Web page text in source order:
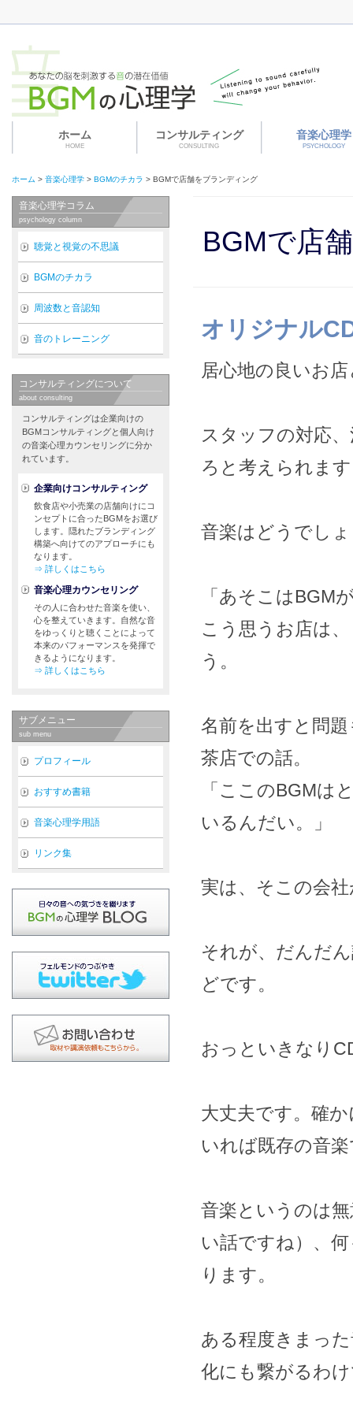
ホーム > 音楽心理学 > BGMのチカラ > BGMで店舗をブランディング
BGMで店
オリジナル
居心地の良いお
スタッフの対応
ろと考えられま
音楽はどうでし
「あそこはBGM
こう思うお店は
う。
名前を出すと問
茶店での話。
「ここのBGMは
いるんだい。」
実は、そこの会
それが、だんだ
どです。
おっといきなり
大丈夫です。確
いれば既存の音
音楽というのは
い話ですね）、
ります。
ある程度きまっ
化にも繋がるわ
音楽心理学コラム
psychology column
聴覚と視覚の不思議
BGMのチカラ
周波数と音認知
音のトレーニング
コンサルティングについて
about consulting
コンサルティングは企業向けの
BGMコンサルティングと個人向け
の音楽心理カウンセリングに分か
れています。
企業向けコンサルティング
飲食店や小売業の店舗向けにコ
ンセプトに合ったBGMをお選び
します。隠れたブランディング
構築へ向けてのアプローチにも
なります。
⇒ 詳しくはこちら
音楽心理カウンセリング
その人に合わせた音楽を使い、
心を整えていきます。自然な音
をゆっくりと聴くことによって
本来のパフォーマンスを発揮で
きるようになります。
⇒ 詳しくはこちら
サブメニュー
sub menu
プロフィール
おすすめ書籍
音楽心理学用語
リンク集
ホーム
HOME
コンサルティング
CONSULTING
音楽心理学
PSYCHOLOGY